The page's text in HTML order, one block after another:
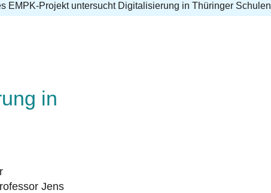
EMPK-Projekt untersucht Digitalisierung in Thüringer Schulen
in
Jens